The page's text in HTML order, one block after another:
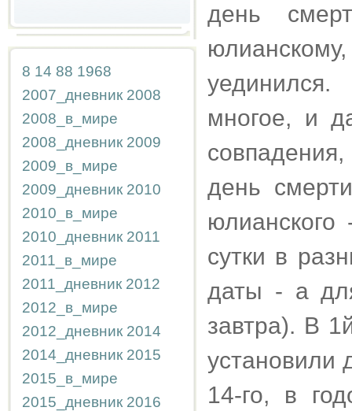
8 14 88 1968
2007_дневник 2008
2008_в_мире
2008_дневник 2009
2009_в_мире
2009_дневник 2010
2010_в_мире
2010_дневник 2011
2011_в_мире
2011_дневник 2012
2012_в_мире
2012_дневник 2014
2014_дневник 2015
2015_в_мире
2015_дневник 2016
день
многое, и
день
сутки в
даты - а
завтра). В
установили
14-го, в